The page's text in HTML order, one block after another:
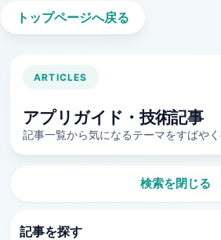
トップページへ戻る
ARTICLES
アプリガイド・技術記事
記事一覧から気になるテーマをすばやく
検索を閉じる
記事を探す